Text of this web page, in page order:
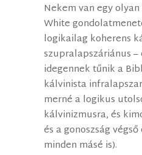
Nekem van egy
White
logikailag koherens
szupralapszáriánus
idegennek tűnik a
kálvinista
merné a logikus
kálvinizmusra, és
és a gonoszság
minden másé is).